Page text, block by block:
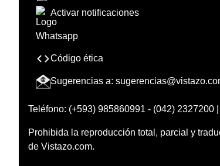
Activar notificaciones
Código ética
Sugerencias a:
Teléfono: (+593) 985860991 - (042) 2327200
Prohibida la reproducción total, parcial y
de Vistazo.com.